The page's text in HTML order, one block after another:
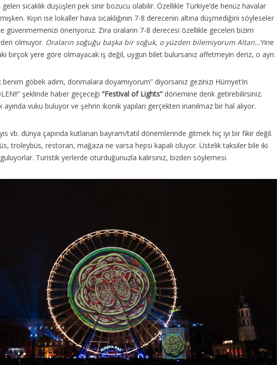
sıcaklık düşüşleri pek sinir bozucu olabilir. Özellikle Türkiye’de henüz havalar
Kışın ise lokaller hava sıcaklığının 7-8 derecenin altına düşmediğini söyleseler
güvenmemenizi öneriyoruz. Zira oraların 7-8 derecesi özellikle geceleri bizim
olmuyor. Oraların soğuğu başka bir soğuk, o yüzden bilemiyorum Altan…Yine
birçok yere göre olmayacak iş değil, uygun bilet bulursanız affetmeyin deriz, o ayrı.
benim göbek adım, donmalara doyamıyorum” diyorsanız gezinizi Hürriyet’in
şeklinde haber geçeceği “Festival of Lights” dönemine denk getirebilirsiniz.
ayında vuku buluyor ve şehrin ikonik yapıları gerçekten inanılmaz bir hal alıyor.
vb. dünya çapında kutlanan bayram/tatil dönemlerinde gitmek hiç iyi bir fikir değil.
troleybüs, restoran, mağaza ne varsa hepsi kapalı oluyor. Üstelik taksiler bile iki
Turistik yerlerde oturduğunuzla kalırsınız, bizden söylemesi.